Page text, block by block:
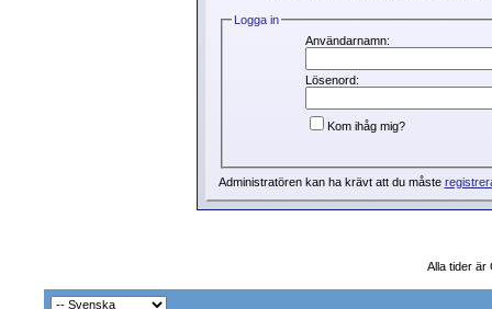
Logga in
Användarnamn:
Lösenord:
Kom ihåg mig?
Administratören kan ha krävt att du måste
Alla tider är